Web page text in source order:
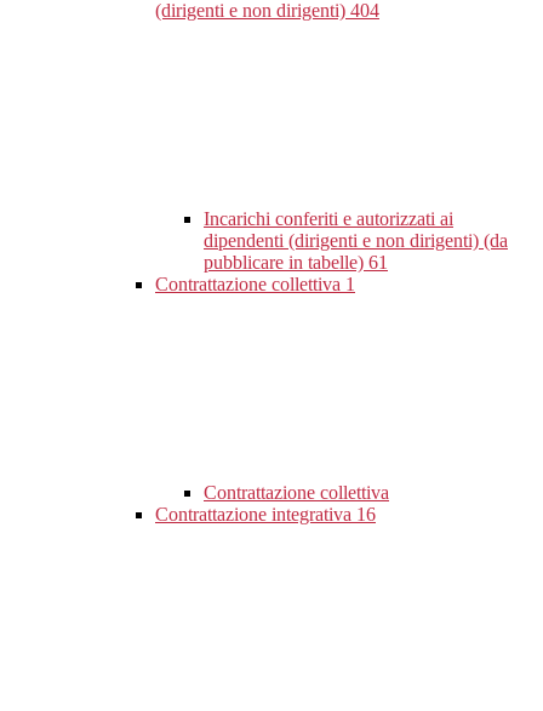
(dirigenti e non dirigenti) 404
Incarichi conferiti e autorizzati ai
dipendenti (dirigenti e non dirigenti) (da
pubblicare in tabelle) 61
Contrattazione collettiva 1
Contrattazione collettiva
Contrattazione integrativa 16